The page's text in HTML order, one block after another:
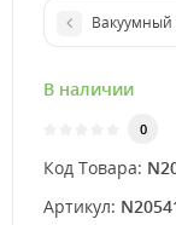
Вакуумный
В наличии
0
Код Товара:
Артикул: